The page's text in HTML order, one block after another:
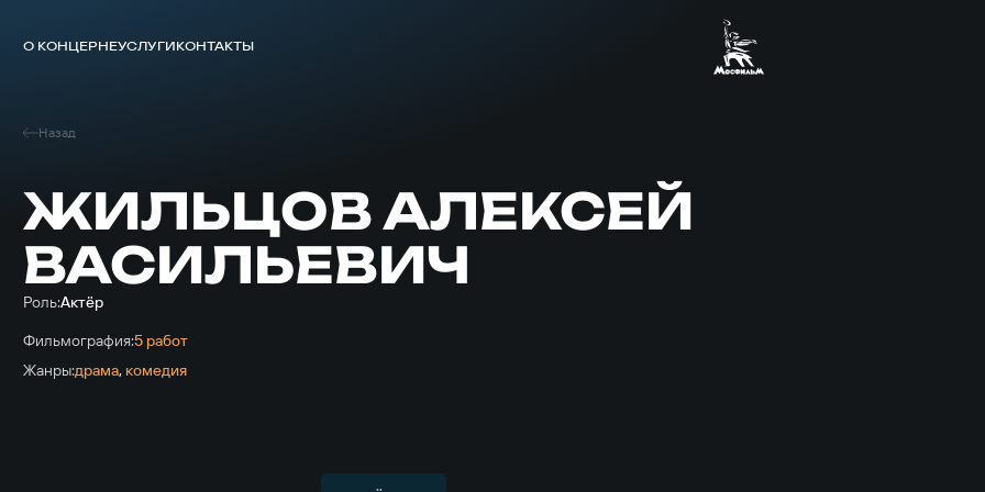
О КОНЦЕРНЕУСЛУГИКОНТАКТЫ
Назад
ЖИЛЬЦОВ АЛЕКСЕЙ
ВАСИЛЬЕВИЧ
Роль:Актёр
Фильмография:5 работ
Жанры:драма, комедия